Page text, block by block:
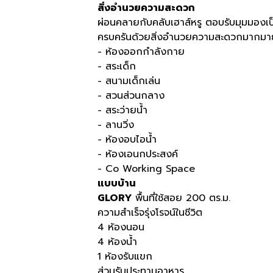
สิ่งอำนวยความสะดวก
ผ่อนคลายกับคลับเฮาส์หรู ตอบรับมุมมอง
ครบครันด้วยสิ่งอำนวยความสะดวกมากม
- ห้องออกกำลังกาย
- สระเด็ก
- สนามเด็กเล่น
- สวนส่วนกลาง
- สระว่ายน้ำ
- ลานวิ่ง
- ห้องอบไอน้ำ
- ห้องเอนกประสงค์
- Co Working Space
แบบบ้าน
GLORY พื้นที่ใช้สอย 200 ตร.ม.
ความสำเร็จรุ่งโรจน์ในชีวิต​
4 ห้องนอน
4 ห้องน้ำ
1 ห้องรับแขก